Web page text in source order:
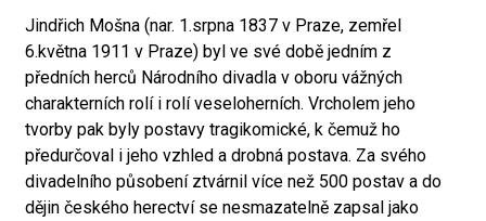
Jindřich Mošna (nar. 1.srpna 1837 v Praze, zemřel
6.května 1911 v Praze) byl ve své době jedním z
předních herců Národního divadla v oboru vážných
charakterních rolí i rolí veseloherních. Vrcholem jeho
tvorby pak byly postavy tragikomické, k čemuž ho
předurčoval i jeho vzhled a drobná postava. Za svého
divadelního působení ztvárnil více než 500 postav a do
dějin českého herectví se nesmazatelně zapsal jako